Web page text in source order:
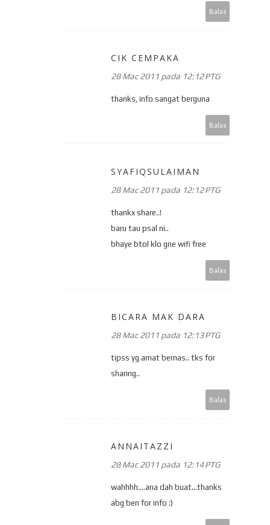
Balas
CIK CEMPAKA
28 Mac 2011 pada 12:12 PTG
thanks, info sangat berguna
Balas
SYAFIQSULAIMAN
28 Mac 2011 pada 12:12 PTG
thankx share..!
baru tau psal ni..
bhaye btol klo gne wifi free
Balas
BICARA MAK DARA
28 Mac 2011 pada 12:13 PTG
tipss yg amat bernas.. tks for
sharing..
Balas
ANNAITAZZI
28 Mac 2011 pada 12:14 PTG
wahhhh....ana dah buat...thanks
abg ben for info :)